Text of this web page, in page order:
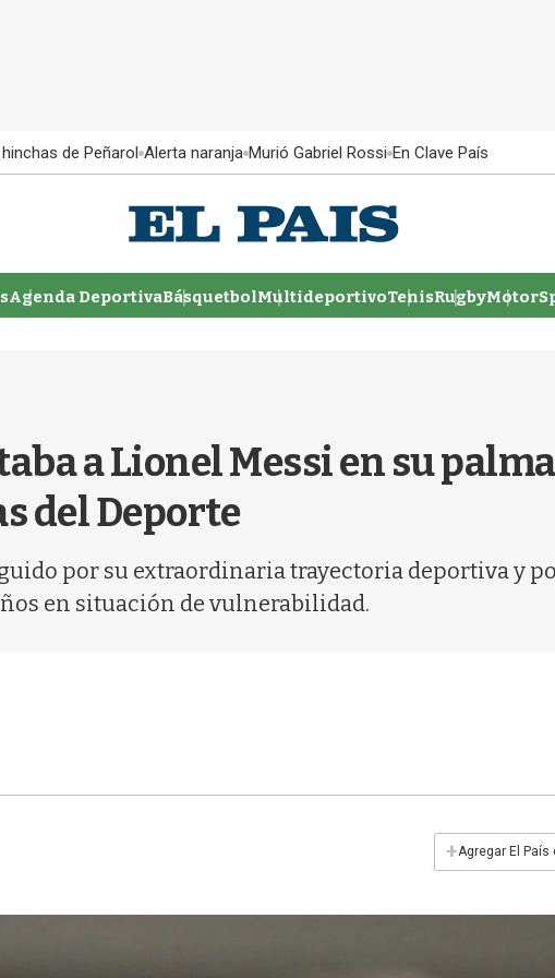
de Peñarol Alerta naranja Murió Gabriel Rossi En Clave País
Agenda DeportivaBásquetbolMultideportivoTenisRugby
a Lionel Messi en su
del Deporte
por su extraordinaria trayectoria deportiva y
en situación de vulnerabilidad.
+Agregar El País